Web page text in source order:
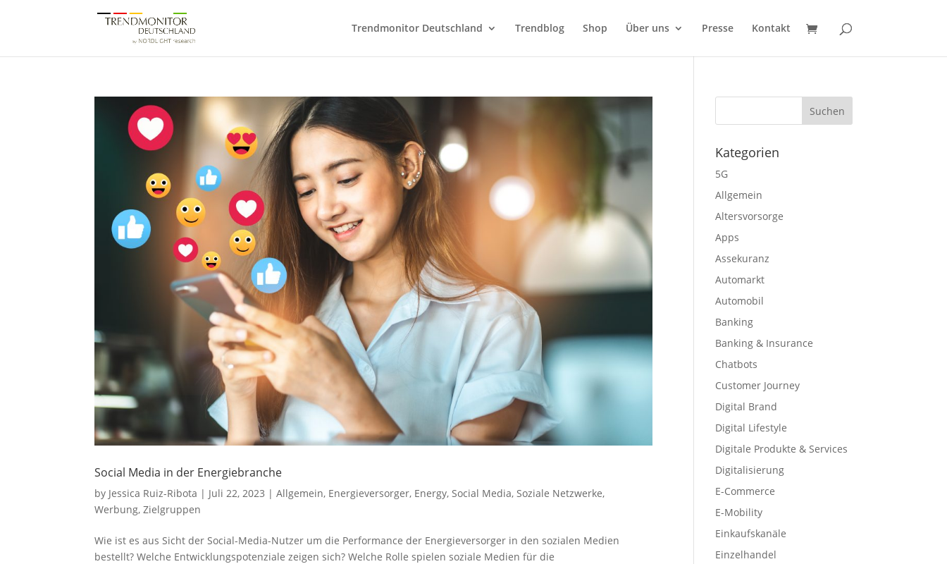
Trendmonitor Deutschland Trendblog Shop Über uns Presse Kontakt
Social Media in der Energiebranche
by Jessica Ruiz-Ribota | Juli 22, 2023 |Allgemein, Energieversorger, Energy, Social Media, Soziale Netzwerke,
Werbung,Zielgruppen
Wie ist es aus Sicht der Social-Media-Nutzer um die Performance der Energieversorger in den sozialen Medien
bestellt? Welche Entwicklungspotenziale zeigen sich? Welche Rolle spielen soziale Medien für die
Kategorien
5G
Allgemein
Altersvorsorge
Apps
Assekuranz
Automarkt
Automobil
Banking
Banking & Insurance
Chatbots
Customer Journey
Digital Brand
Digital Lifestyle
Digitale Produkte & Services
Digitalisierung
E-Commerce
E-Mobility
Einkaufskanäle
Einzelhandel